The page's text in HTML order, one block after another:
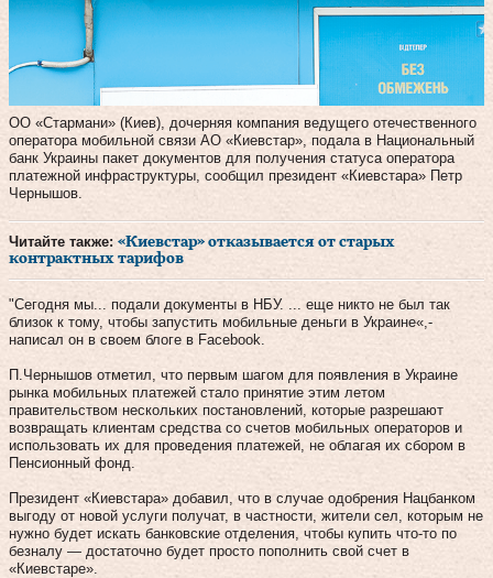
ОО «Стармани» (Киев), дочерняя компания ведущего отечественного
оператора мобильной связи АО «Киевстар», подала в Национальный
банк Украины пакет документов для получения статуса оператора
платежной инфраструктуры, сообщил президент «Киевстара» Петр
Чернышов.
Читайте также: «Киевстар» отказывается от старых
контрактных тарифов
"Сегодня мы... подали документы в НБУ. ... еще никто не был так
близок к тому, чтобы запустить мобильные деньги в Украине«,-
написал он в своем блоге в Facebook.
П.Чернышов отметил, что первым шагом для появления в Украине
рынка мобильных платежей стало принятие этим летом
правительством нескольких постановлений, которые разрешают
возвращать клиентам средства со счетов мобильных операторов и
использовать их для проведения платежей, не облагая их сбором в
Пенсионный фонд.
Президент «Киевстара» добавил, что в случае одобрения Нацбанком
выгоду от новой услуги получат, в частности, жители сел, которым не
нужно будет искать банковские отделения, чтобы купить что-то по
безналу — достаточно будет просто пополнить свой счет в
«Киевстаре».